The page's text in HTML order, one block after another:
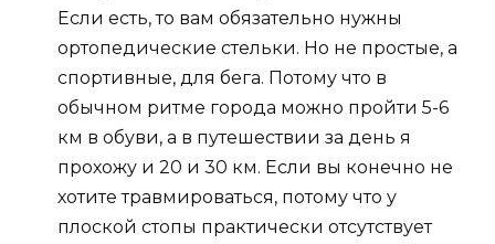
Если есть, то вам обязательно нужны
ортопедические стельки. Но не простые, а
спортивные, для бега. Потому что в
обычном ритме города можно пройти 5-6
км в обуви, а в путешествии за день я
прохожу и 20 и 30 км. Если вы конечно не
хотите травмироваться, потому что у
плоской стопы практически отсутствует